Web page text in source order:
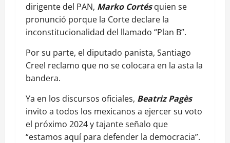
dirigente del PAN, Marko Cortésquien se
pronunció porque la Corte declare la
inconstitucionalidad del llamado “Plan B”.
Por su parte, el diputado panista, Santiago
Creel reclamo que no se colocara en la asta la
bandera.
Ya en los discursos oficiales, Beatriz Pagès
invito a todos los mexicanos a ejercer su voto
el próximo 2024 y tajante señalo que
“estamos aquí para defender la democracia”.